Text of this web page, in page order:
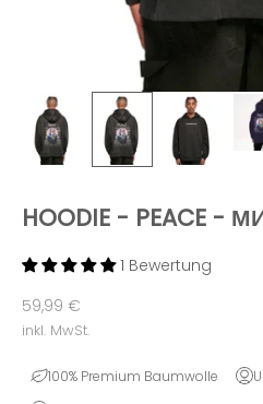
HOODIE - PEACE -
1 Bewertung
Angebot
59,99 €
inkl. MwSt.
100% Premium Baumwolle